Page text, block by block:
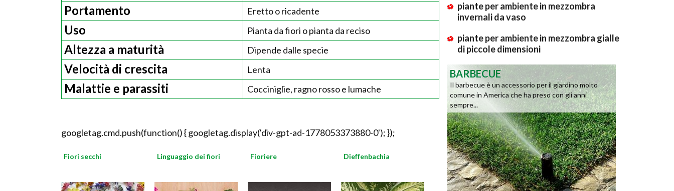
Portamento Eretto o ricadente
Uso Pianta da fiori o pianta da reciso
Altezza a maturità Dipende dalle specie
Velocità di crescita Lenta
Malattie e parassiti Cocciniglie, ragno rosso e lumache
googletag.cmd.push(function() { googletag.display('div-gpt-ad-1778053373880-0'); });
Fiori secchi Linguaggio dei fiori Fioriere Dieffenbachia
piante per ambiente in mezzombra
invernali da vaso
piante per ambiente in mezzombra gialle
di piccole dimensioni
BARBECUE
Il barbecue è un accessorio per il giardino molto
comune in America che ha preso con gli anni
sempre...